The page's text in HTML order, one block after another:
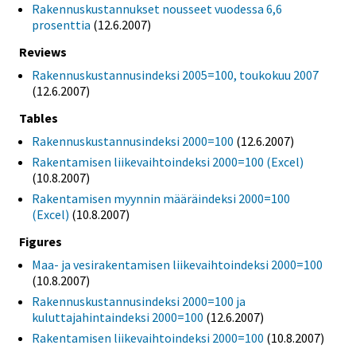
Rakennuskustannukset nousseet vuodessa 6,6
prosenttia (12.6.2007)
Reviews
Rakennuskustannusindeksi 2005=100, toukokuu 2007
(12.6.2007)
Tables
Rakennuskustannusindeksi 2000=100 (12.6.2007)
Rakentamisen liikevaihtoindeksi 2000=100 (Excel)
(10.8.2007)
Rakentamisen myynnin määräindeksi 2000=100
(Excel) (10.8.2007)
Figures
Maa- ja vesirakentamisen liikevaihtoindeksi 2000=100
(10.8.2007)
Rakennuskustannusindeksi 2000=100 ja
kuluttajahintaindeksi 2000=100 (12.6.2007)
Rakentamisen liikevaihtoindeksi 2000=100 (10.8.2007)